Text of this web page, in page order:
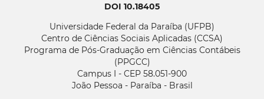
DOI 10.18405
Universidade Federal da Paraíba (UFPB)
Centro de Ciências Sociais Aplicadas (CCSA)
Programa de Pós-Graduação em Ciências Contábeis
(PPGCC)
Campus I - CEP 58.051-900
João Pessoa - Paraíba - Brasil